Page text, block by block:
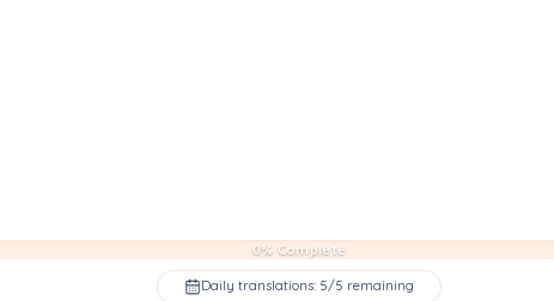
0% Complete
Daily translations: 5/5 remaining